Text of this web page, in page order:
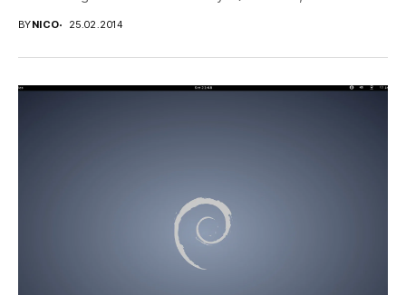
BYNICO 25.02.2014